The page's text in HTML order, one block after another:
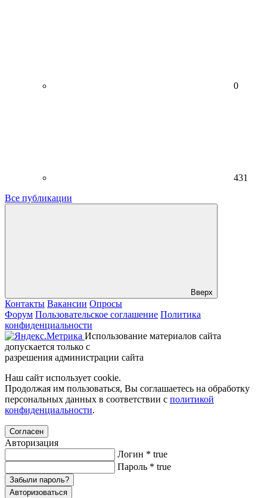
0
431
Все публикации
Вверх
Контакты Вакансии Опросы
Форум Пользовательское соглашение Политика
конфиденциальности
Использование материалов сайта
допускается только с
разрешения администрации сайта
Наш сайт использует cookie.
Продолжая им пользоваться, Вы соглашаетесь на обработку
персональных данных в соответствии с политикой
конфиденциальности.
Согласен
Авторизация
Логин * true
Пароль * true
Забыли пароль?
Авторизоваться